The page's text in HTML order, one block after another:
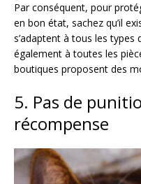
Par conséquent, pour
en bon état, sachez qu’il
s’adaptent à tous les
également à toutes les
boutiques proposent des
5. Pas de
récompense